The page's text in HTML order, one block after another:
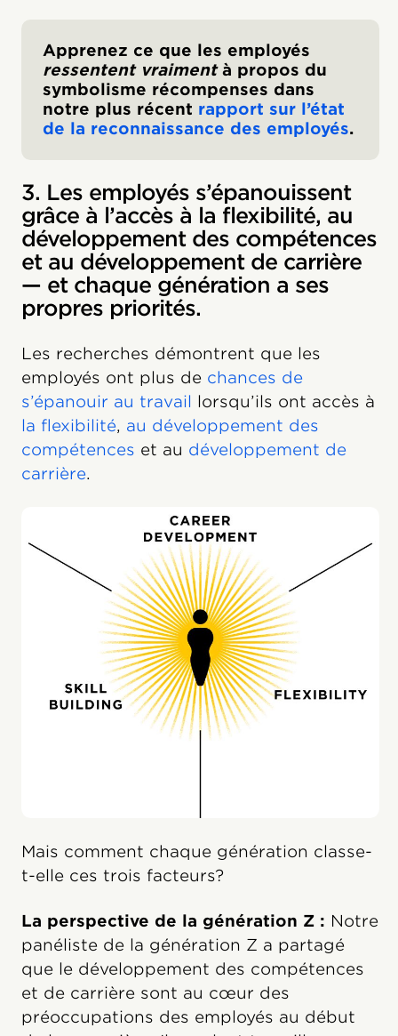
Apprenez ce que les employés
ressentent vraimentà propos du
symbolisme récompenses dans
notre plus récent rapport sur l’état
de la reconnaissance des employés.
3. Les employés s’épanouissent
grâce à l’accès à la flexibilité, au
développement des compétences
et au développement de carrière
— et chaque génération a ses
propres priorités.
Les recherches démontrent que les
employés ont plus de chances de
s’épanouir au travail lorsqu’ils ont accès à
la flexibilité, au développement des
compétences et au développement de
carrière.
Mais comment chaque génération classe-
t-elle ces trois facteurs?
La perspective de la génération Z : Notre
panéliste de la génération Z a partagé
que le développement des compétences
et de carrière sont au cœur des
préoccupations des employés au début